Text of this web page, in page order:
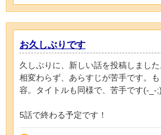
お久しぶりです
久しぶりに、新しい話を投稿しました
相変わらず、あらすじが苦手です。
容。タイトルも同様で、苦手です(-_-;)
5話で終わる予定です！